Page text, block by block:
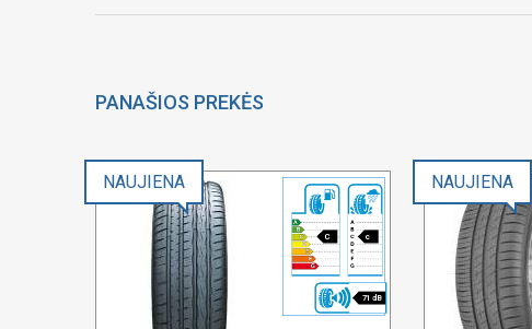
PANAŠIOS PREKĖS
C c
71 dB
NAUJIENA NAUJIENA